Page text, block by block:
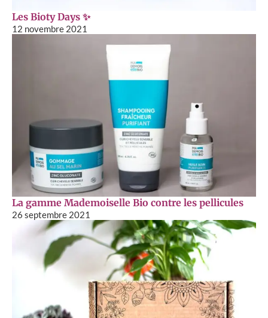
Les Bioty Days ✨
12 novembre 2021
La gamme Mademoiselle Bio contre les pellicules
26 septembre 2021